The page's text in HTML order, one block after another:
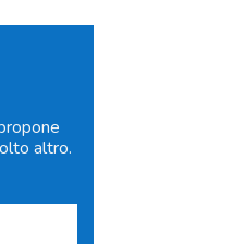
altro.